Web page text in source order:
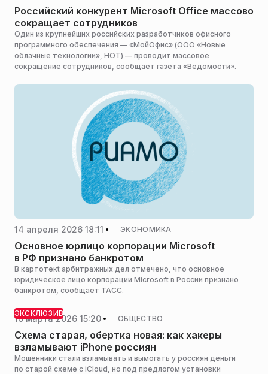
Российский конкурент Microsoft Office массово
сокращает сотрудников
Один из крупнейших российских разработчиков офисного
программного обеспечения — «МойОфис» (ООО «Новые
облачные технологии», НОТ) — проводит массовое
сокращение сотрудников, сообщает газета «Ведомости».
14 апреля 2026 18:11 ЭКОНОМИКА
Основное юрлицо корпорации Microsoft
в РФ признано банкротом
В картотекt арбитражных дел отмечено, что основное
юридическое лицо корпорации Microsoft в России признано
банкротом, сообщает ТАСС.
ЭКСКЛЮЗИВ
16 марта 2026 15:20 ОБЩЕСТВО
Схема старая, обертка новая: как хакеры
взламывают iPhone россиян
Мошенники стали взламывать и вымогать у россиян деньги
по старой схеме с iCloud, но под предлогом установки